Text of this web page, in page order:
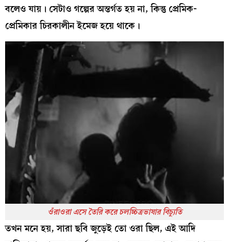
বলেও যায়। সেটাও গল্পের অন্তর্গত হয় না, কিন্তু প্রেমিক-
প্রেমিকার চিরকালীন ইমেজ হয়ে থাকে।
ওঁরাওরা এসে তৈরি করে চলচ্চিত্রভাষার বিচ্যুতি
তখন মনে হয়, সারা ছবি জুড়েই তো ওরা ছিল, এই আদি